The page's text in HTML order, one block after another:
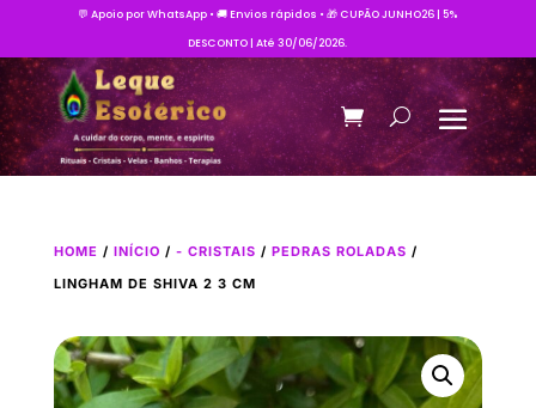
💬 Apoio por WhatsApp • 🚚 Envios rápidos • 🎁 CUPÃO JUNHO26 | 5%
DESCONTO | Até 30/06/2026.
HOME / INÍCIO / - CRISTAIS / PEDRAS ROLADAS /
LINGHAM DE SHIVA 2 3 CM